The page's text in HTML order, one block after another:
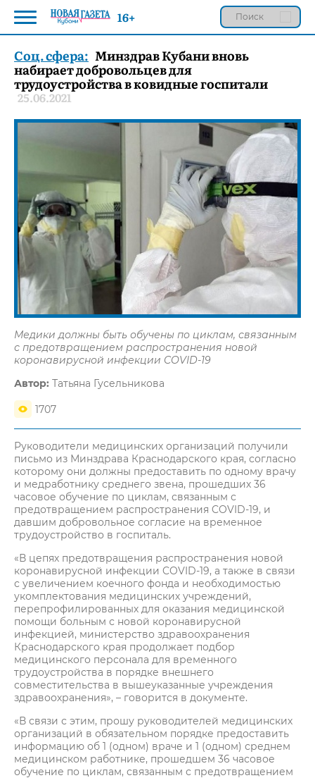
Соц. сфера: Минздрав Кубани вновь
набирает добровольцев для
трудоустройства в ковидные госпитали
25.06.2021
Медики должны быть обучены по циклам, связанным
с предотвращением распространения новой
коронавирусной инфекции COVID-19
Автор: Татьяна Гусельникова
1707
Руководители медицинских организаций получили
письмо из Минздрава Краснодарского края, согласно
которому они должны предоставить по одному врачу
и медработнику среднего звена, прошедших 36
часовое обучение по циклам, связанным с
предотвращением распространения COVID-19, и
давшим добровольное согласие на временное
трудоустройство в госпиталь.
«В цепях предотвращения распространения новой
коронавирусной инфекции COVID-19, а также в связи
с увеличением коечного фонда и необходимостью
укомплектования медицинских учреждений,
перепрофилированных для оказания медицинской
помощи больным с новой коронавирусной
инфекцией, министерство здравоохранения
Краснодарского края продолжает подбор
медицинского персонала для временного
трудоустройства в порядке внешнего
совместительства в вышеуказанные учреждения
здравоохранения», – говорится в документе.
«В связи с этим, прошу руководителей медицинских
организаций в обязательном порядке предоставить
информацию об 1 (одном) враче и 1 (одном) среднем
медицинском работнике, прошедшем 36 часовое
обучение по циклам, связанным с предотвращением
16+